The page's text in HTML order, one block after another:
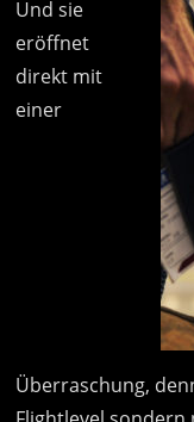
Und sie
eröffnet
direkt mit
einer
Überraschung,